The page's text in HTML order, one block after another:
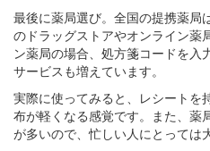
最後に薬局選び。全国の提携薬局
のドラッグストアやオンライン薬
ン薬局の場合、処方箋コードを入
サービスも増えています。
実際に使ってみると、レシートを
布が軽くなる感覚です。また、薬
が多いので、忙しい人にとっては